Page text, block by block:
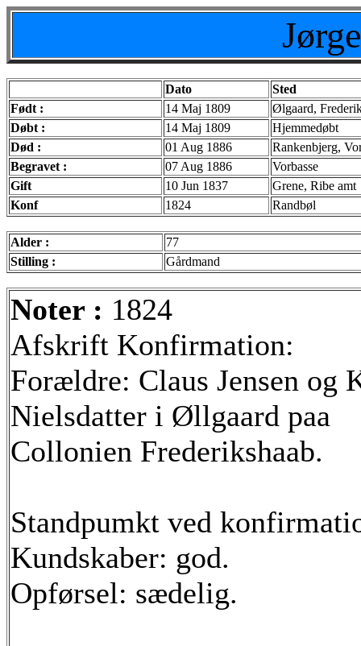
Dato
Sted
Født :
14 Maj 1809
Ølgaard,
Døbt :
14 Maj 1809
Hjemmedøbt
Død :
01 Aug 1886
Rankenbjerg,
Begravet :
07 Aug 1886
Vorbasse
Gift
10 Jun 1837
Grene, Ribe amt
Konf
1824 Randbøl
Alder :
77
Stilling :
Gårdmand
Noter : 1824
Afskrift Konfirmation:
Forældre: Claus Jensen og
Nielsdatter i Øllgaard paa
Collonien Frederikshaab.
Standpumkt ved
Kundskaber: god.
Opførsel: sædelig.